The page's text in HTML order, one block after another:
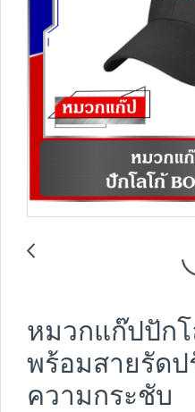
หมวกแก๊ปปักโ
พร้อมสายรัดป
ความกระชับ